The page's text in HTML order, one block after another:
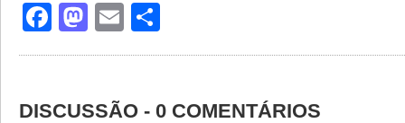
Facebook
Mastodon
Email
DISCUSSÃO - 0 COMENTÁRIOS